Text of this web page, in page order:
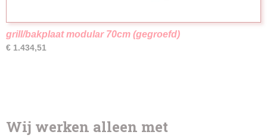
grill/bakplaat modular 70cm (gegroefd)
€ 1.434,51
Wij werken alleen met